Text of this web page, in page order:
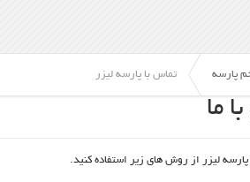
پارسه تماس با پارسه لیزر
ما
لیزر از روش های زیر استفاده کنید.